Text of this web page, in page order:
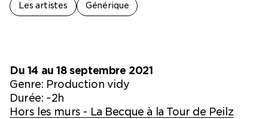
Les artistes Générique
Du 14 au 18 septembre 2021
Genre: Production vidy
Durée: ~2h
Hors les murs - La Becque à la Tour de Peilz